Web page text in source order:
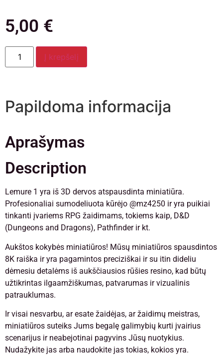
5,00 €
Į krepšelį
Papildoma informacija
Aprašymas
Description
Lemure 1 yra iš 3D dervos atspausdinta miniatiūra.
Profesionaliai sumodeliuota kūrėjo @mz4250 ir yra puikiai
tinkanti įvariems RPG žaidimams, tokiems kaip, D&D
(Dungeons and Dragons), Pathfinder ir kt.
Aukštos kokybės miniatiūros! Mūsų miniatiūros spausdintos
8K raiška ir yra pagamintos preciziškai ir su itin dideliu
dėmesiu detalėms iš aukščiausios rūšies resino, kad būtų
užtikrintas ilgaamžiškumas, patvarumas ir vizualinis
patrauklumas.
Ir visai nesvarbu, ar esate žaidėjas, ar žaidimų meistras,
miniatiūros suteiks Jums begalę galimybių kurti įvairius
scenarijus ir neabejotinai pagyvins Jūsų nuotykius.
Nudažykite jas arba naudokite jas tokias, kokios yra.